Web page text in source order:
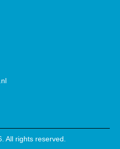
All rights reserved.